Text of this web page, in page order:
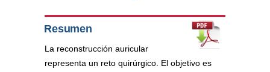
Resumen
La reconstrucción auricular
representa un reto quirúrgico. El objetivo es